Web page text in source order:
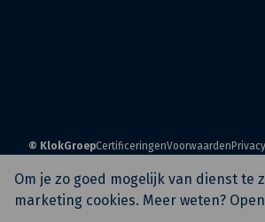
© KlokGroepCertificeringenVoorwaarden
Om je zo goed mogelijk van dienst te
marketing cookies. Meer weten?